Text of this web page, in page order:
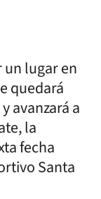
lugar en
quedará
avanzará a
la
fecha
Santa